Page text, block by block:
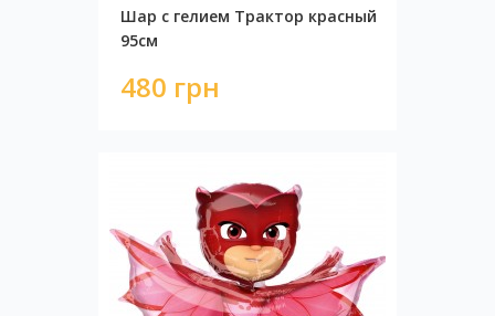
Шар с гелием Трактор красный
95см
480 грн